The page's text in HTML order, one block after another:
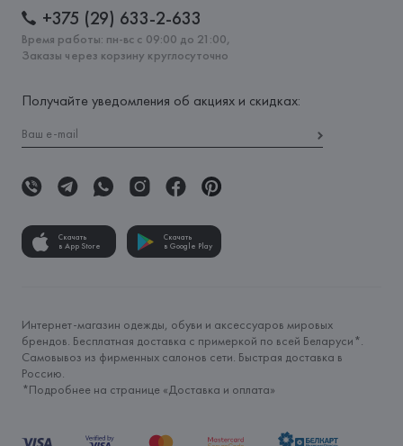
+375 (29) 633-2-633
Время работы: пн-вс с 09:00 до 21:00,
Заказы через корзину круглосуточно
Получайте уведомления об акциях и скидках:
Скачать
в App Store
Скачать
в Google Play
Интернет-магазин одежды, обуви и аксессуаров мировых
брендов. Бесплатная доставка с примеркой по всей Беларуси*.
Самовывоз из фирменных салонов сети. Быстрая доставка в
Россию.
*Подробнее на странице «Доставка и оплата»